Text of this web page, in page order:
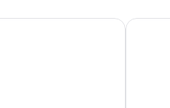
澎湖玩